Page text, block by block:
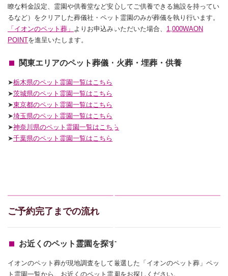
瞭な料金設定、霊園や供養堂など安心してご供養できる施設を持ってい
るなど）をクリアした葬儀社・ペット霊園のみが葬儀を執り行います。
「イオンのペット葬」 よりお申込みいただいた場合、 1,000WAON
POINTを進呈いたします。
関東エリアのペット葬儀・火葬・埋葬・供養
➤栃木県のペット霊園一覧はこちら
➤茨城県のペット霊園一覧はこちら
➤東京都のペット霊園一覧はこちら
➤埼玉県のペット霊園一覧はこちら
➤神奈川県のペット霊園一覧はこちら
➤千葉県のペット霊園一覧はこちら
ご予約完了までの流れ
お近くのペット霊園を探す
イオンのペット葬が現地調査をして厳選した「イオンのペット葬」ペッ
ト霊園一覧から、お近くのペット霊園をお探しください。